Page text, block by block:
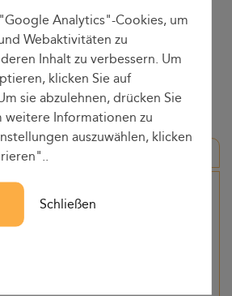
Analytics"-Cookies, um
Webaktivitäten zu
Inhalt zu verbessern. Um
klicken Sie auf
sie abzulehnen, drücken Sie
weitere Informationen zu
auszuwählen, klicken
Schließen